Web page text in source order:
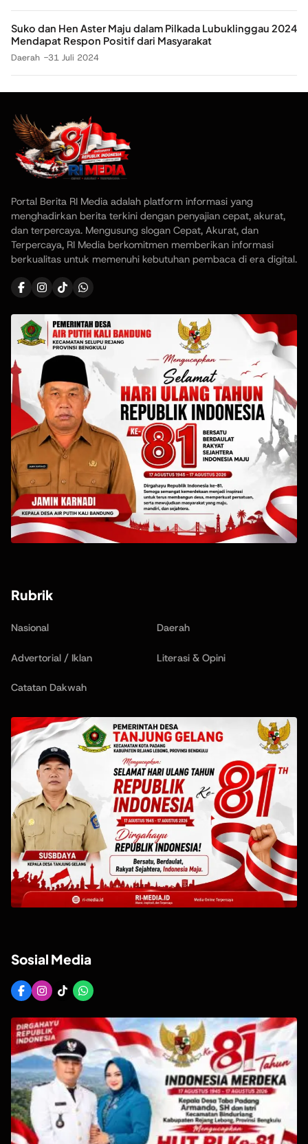
Suko dan Hen Aster Maju dalam Pilkada Lubuklinggau 2024
Mendapat Respon Positif dari Masyarakat
Daerah 31 Juli 2024
Portal Berita RI Media adalah platform informasi yang
menghadirkan berita terkini dengan penyajian cepat, akurat,
dan terpercaya. Mengusung slogan Cepat, Akurat, dan
Terpercaya, RI Media berkomitmen memberikan informasi
berkualitas untuk memenuhi kebutuhan pembaca di era digital.
Rubrik
Nasional Daerah
Advertorial / Iklan Literasi & Opini
Catatan Dakwah
Sosial Media